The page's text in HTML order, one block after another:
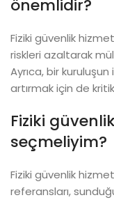
önemlidir?
Fiziki güvenlik
riskleri azaltarak
Ayrıca, bir
artırmak için de
Fiziki
seçmeliyim?
Fiziki güvenlik
referansları,